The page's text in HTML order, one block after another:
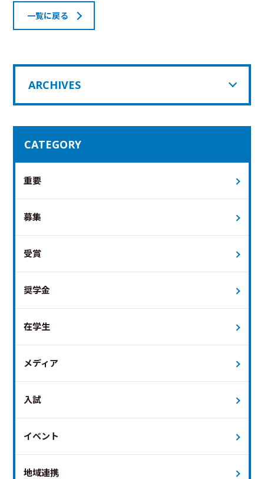
一覧に戻る
ARCHIVES
CATEGORY
重要
募集
受賞
奨学金
在学生
メディア
入試
イベント
地域連携